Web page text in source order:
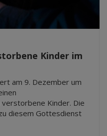
Kinder im
am 9. Dezember um
Kinder. Die
diesem Gottesdienst